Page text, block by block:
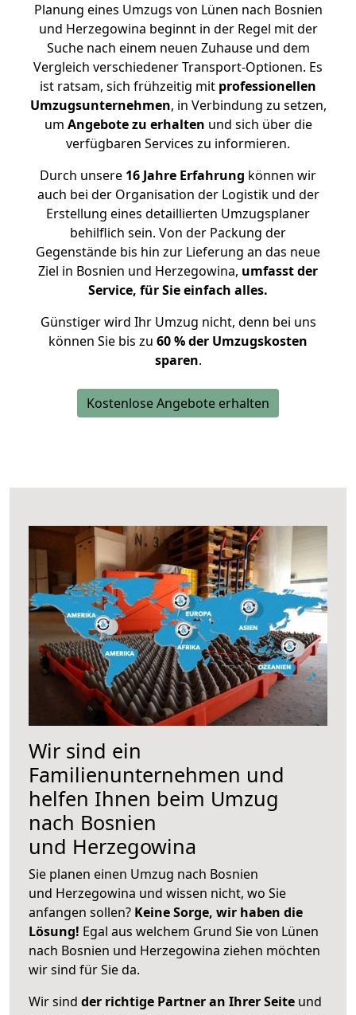
Planung eines Umzugs von Lünen nach Bosnien
und Herzegowina beginnt in der Regel mit der
Suche nach einem neuen Zuhause und dem
Vergleich verschiedener Transport-Optionen. Es
ist ratsam, sich frühzeitig mit professionellen
Umzugsunternehmen, in Verbindung zu setzen,
um Angebote zu erhalten und sich über die
verfügbaren Services zu informieren.
Durch unsere 16 Jahre Erfahrung können wir
auch bei der Organisation der Logistik und der
Erstellung eines detaillierten Umzugsplaner
behilflich sein. Von der Packung der
Gegenstände bis hin zur Lieferung an das neue
Ziel in Bosnien und Herzegowina, umfasst der
Service, für Sie einfach alles.
Günstiger wird Ihr Umzug nicht, denn bei uns
können Sie bis zu 60 % der Umzugskosten
sparen.
Kostenlose Angebote erhalten
Wir sind ein
Familienunternehmen und
helfen Ihnen beim Umzug
nach Bosnien
und Herzegowina
Sie planen einen Umzug nach Bosnien
und Herzegowina und wissen nicht, wo Sie
anfangen sollen? Keine Sorge, wir haben die
Lösung! Egal aus welchem Grund Sie von Lünen
nach Bosnien und Herzegowina ziehen möchten
wir sind für Sie da.
Wir sind der richtige Partner an Ihrer Seite und